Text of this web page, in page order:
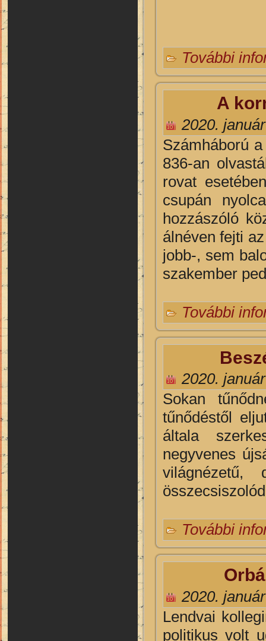
További
A
2020.
Számháború
836-an
rovat
csupán
hozzászóló
álnéven fejti
jobb-, sem
szakember
További
2020.
Sokan
tűnődéstől
általa
negyvenes
világnézetű,
További
2020.
Lendvai
politikus volt